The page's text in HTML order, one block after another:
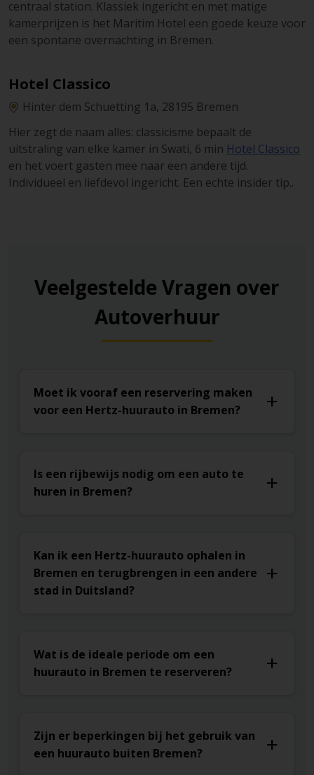
centraal station. Klassiek ingericht en met matige
kamerprijzen is het Maritim Hotel een goede keuze voor
een spontane overnachting in Bremen.
Hotel Classico
Hinter dem Schuetting 1a, 28195 Bremen
Hier zegt de naam alles: classicisme bepaalt de
uitstraling van elke kamer in Swati, 6 min Hotel Classico
en het voert gasten mee naar een andere tijd.
Individueel en liefdevol ingericht. Een echte insider tip..
Veelgestelde Vragen over
Autoverhuur
Moet ik vooraf een reservering maken
voor een Hertz-huurauto in Bremen?
Is een rijbewijs nodig om een auto te
huren in Bremen?
Kan ik een Hertz-huurauto ophalen in
Bremen en terugbrengen in een andere
stad in Duitsland?
Wat is de ideale periode om een
huurauto in Bremen te reserveren?
Zijn er beperkingen bij het gebruik van
een huurauto buiten Bremen?